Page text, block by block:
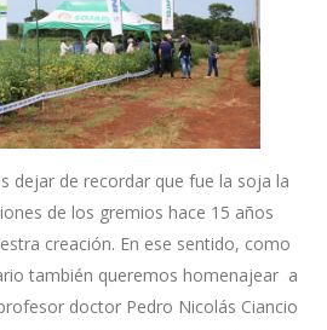
dejar de recordar que fue la soja la
de los gremios hace 15 años
creación. En ese sentido, como
también queremos homenajear a
doctor Pedro Nicolás Ciancio